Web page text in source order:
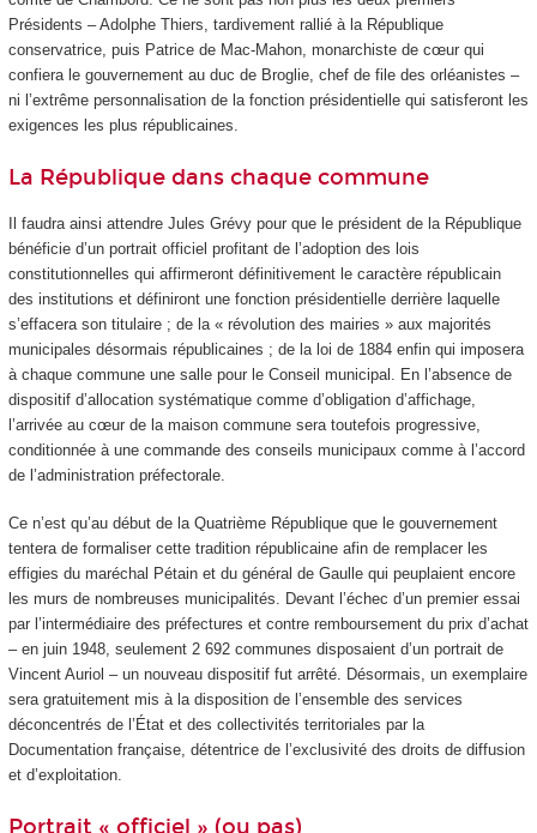
Présidents – Adolphe Thiers, tardivement rallié à la République
conservatrice, puis Patrice de Mac-Mahon, monarchiste de cœur qui
confiera le gouvernement au duc de Broglie, chef de file des orléanistes –
ni l’extrême personnalisation de la fonction présidentielle qui satisferont les
exigences les plus républicaines.
La République dans chaque commune
Il faudra ainsi attendre Jules Grévy pour que le président de la République
bénéficie d’un portrait officiel profitant de l’adoption des lois
constitutionnelles qui affirmeront définitivement le caractère républicain
des institutions et définiront une fonction présidentielle derrière laquelle
s’effacera son titulaire ; de la « révolution des mairies » aux majorités
municipales désormais républicaines ; de la loi de 1884 enfin qui imposera
à chaque commune une salle pour le Conseil municipal. En l’absence de
dispositif d’allocation systématique comme d’obligation d’affichage,
l’arrivée au cœur de la maison commune sera toutefois progressive,
conditionnée à une commande des conseils municipaux comme à l’accord
de l’administration préfectorale.
Ce n’est qu’au début de la Quatrième République que le gouvernement
tentera de formaliser cette tradition républicaine afin de remplacer les
effigies du maréchal Pétain et du général de Gaulle qui peuplaient encore
les murs de nombreuses municipalités. Devant l’échec d’un premier essai
par l’intermédiaire des préfectures et contre remboursement du prix d’achat
– en juin 1948, seulement 2 692 communes disposaient d’un portrait de
Vincent Auriol – un nouveau dispositif fut arrêté. Désormais, un exemplaire
sera gratuitement mis à la disposition de l’ensemble des services
déconcentrés de l’État et des collectivités territoriales par la
Documentation française, détentrice de l’exclusivité des droits de diffusion
et d’exploitation.
Portrait « officiel » (ou pas)